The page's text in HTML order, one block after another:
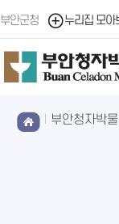
부안군청 누리집 모아
부안청자박